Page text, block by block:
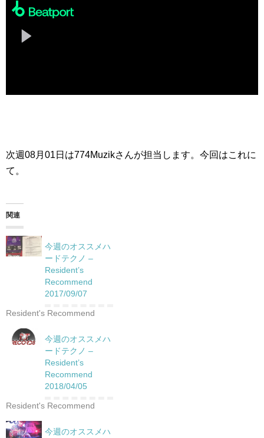
次週08月01日は774Muzikさんが担当します。今回はこれに
て。
関連
今週のオススメハ
ードテクノ –
Resident’s
Recommend
2017/09/07
Resident's Recommend
今週のオススメハ
ードテクノ –
Resident’s
Recommend
2018/04/05
Resident's Recommend
今週のオススメハ